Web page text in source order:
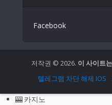
Spanish
Greek
Chinese
Japanese
Facebook
저작권 © 2026. 이 사이트
텔레그램 차단 해제 IOS
🎰 카지노